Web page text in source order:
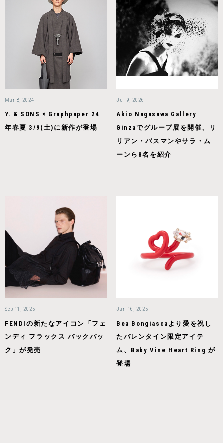
Mar 8, 2024
Y. & SONS × Graphpaper 24
年春夏 3/9(土)に新作が登場
Jul 9, 2026
Akio Nagasawa Gallery
Ginzaでグループ展を開催、リ
リアン・バスマンやサラ・ム
ーンら8名を紹介
Sep 11, 2025
FENDIの新たなアイコン「フェ
ンディ フラックス バックパッ
ク」が発売
Jan 16, 2025
Bea Bongiascaより愛を祝し
たバレンタイン限定アイテ
ム、Baby Vine Heart Ring が
登場